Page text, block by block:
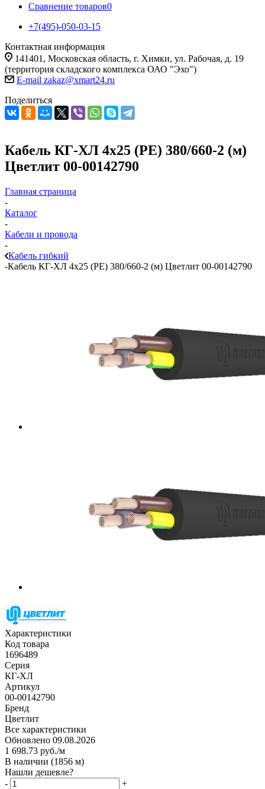
Сравнение товаров0
+7(495)-050-03-15
Контактная информация
141401, Московская область, г. Химки, ул. Рабочая, д. 19
(территория складского комплекса ОАО "Эхо")
E-mail zakaz@xmart24.ru
Поделиться
Кабель КГ-ХЛ 4х25 (PE) 380/660-2 (м)
Цветлит 00-00142790
Главная страница
-
Каталог
-
Кабели и провода
-
Кабель гибкий
-Кабель КГ-ХЛ 4х25 (PE) 380/660-2 (м) Цветлит 00-00142790
Характеристики
Код товара
1696489
Серия
КГ-ХЛ
Артикул
00-00142790
Бренд
Цветлит
Все характеристики
Обновлено 09.08.2026
1 698.73 руб./м
В наличии (1856 м)
Нашли дешевле?
-
+